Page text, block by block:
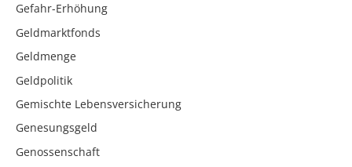
Gefahr-Erhöhung
Geldmarktfonds
Geldmenge
Geldpolitik
Gemischte Lebensversicherung
Genesungsgeld
Genossenschaft